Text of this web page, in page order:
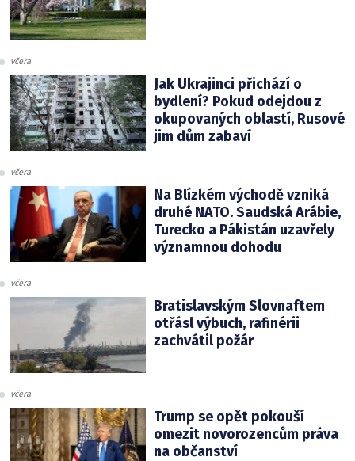
včera
Jak Ukrajinci přichází o
bydlení? Pokud odejdou z
okupovaných oblastí, Rusové
jim dům zabaví
včera
Na Blízkém východě vzniká
druhé NATO. Saudská Arábie,
Turecko a Pákistán uzavřely
významnou dohodu
včera
Bratislavským Slovnaftem
otřásl výbuch, rafinérii
zachvátil požár
včera
Trump se opět pokouší
omezit novorozencům práva
na občanství